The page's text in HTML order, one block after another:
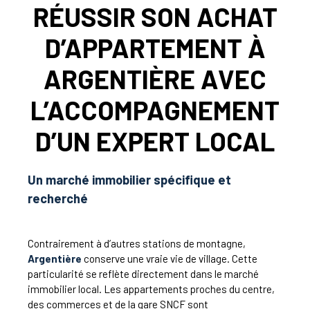
RÉUSSIR SON ACHAT
D’APPARTEMENT À
ARGENTIÈRE AVEC
L’ACCOMPAGNEMENT
D’UN EXPERT LOCAL
Un marché immobilier spécifique et
recherché
Contrairement à d’autres stations de montagne,
Argentière conserve une vraie vie de village. Cette
particularité se reflète directement dans le marché
immobilier local. Les appartements proches du centre,
des commerces et de la gare SNCF sont